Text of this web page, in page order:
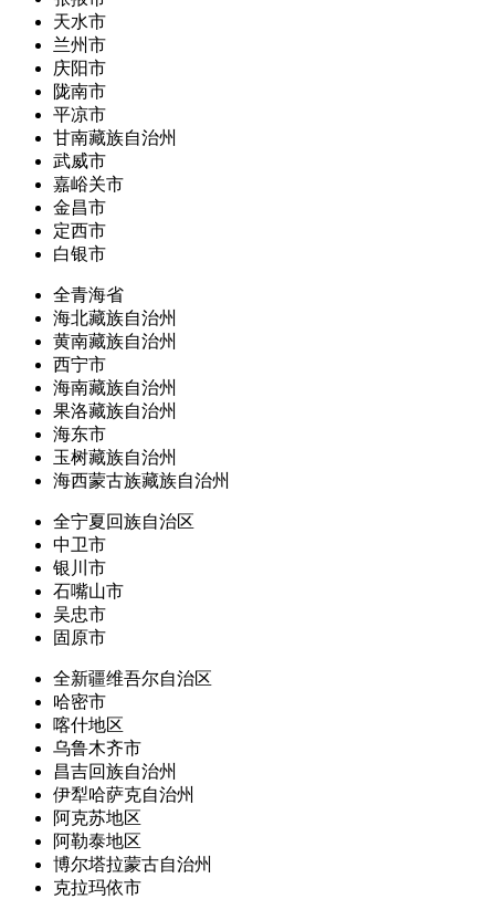
天水市
兰州市
庆阳市
陇南市
平凉市
甘南藏族自治州
武威市
嘉峪关市
金昌市
定西市
白银市
全青海省
海北藏族自治州
黄南藏族自治州
西宁市
海南藏族自治州
果洛藏族自治州
海东市
玉树藏族自治州
海西蒙古族藏族自治州
全宁夏回族自治区
中卫市
银川市
石嘴山市
吴忠市
固原市
全新疆维吾尔自治区
哈密市
喀什地区
乌鲁木齐市
昌吉回族自治州
伊犁哈萨克自治州
阿克苏地区
阿勒泰地区
博尔塔拉蒙古自治州
克拉玛依市